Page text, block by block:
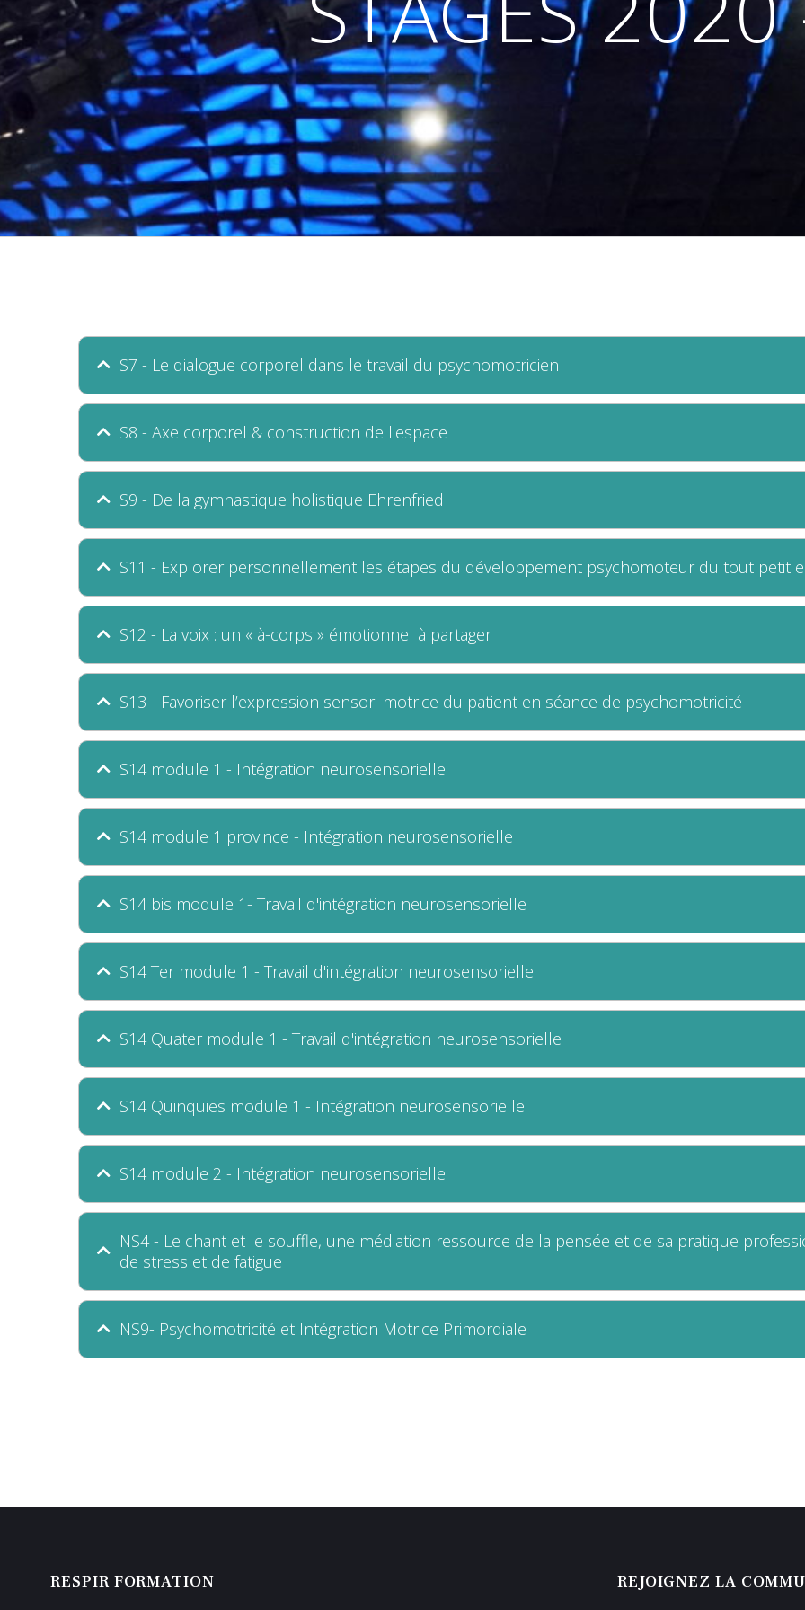
S7 - Le dialogue corporel dans le travail du psychomotricien
S8 - Axe corporel & construction de l'espace
S9 - De la gymnastique holistique Ehrenfried
S11 - Explorer personnellement les étapes du développement psychomoteur du tout petit
S12 - La voix : un « à-corps » émotionnel à partager
S13 - Favoriser l’expression sensori-motrice du patient en séance de psychomotricité
S14 module 1 - Intégration neurosensorielle
S14 module 1 province - Intégration neurosensorielle
S14 bis module 1- Travail d'intégration neurosensorielle
S14 Ter module 1 - Travail d'intégration neurosensorielle
S14 Quater module 1 - Travail d'intégration neurosensorielle
S14 Quinquies module 1 - Intégration neurosensorielle
S14 module 2 - Intégration neurosensorielle
NS4 - Le chant et le souffle, une médiation ressource de la pensée et de sa pratique
de stress et de fatigue
NS9- Psychomotricité et Intégration Motrice Primordiale
RESPIR FORMATION REJOIGNEZ LA